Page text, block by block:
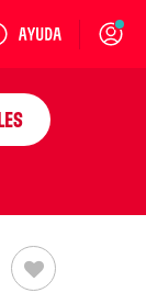
Login